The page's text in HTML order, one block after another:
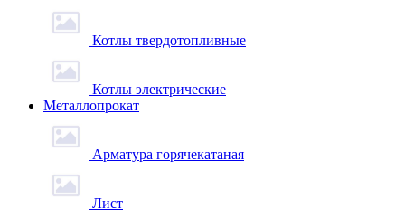
Котлы твердотопливные
Котлы электрические
Металлопрокат
Арматура горячекатаная
Лист